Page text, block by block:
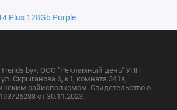
Plus 128Gb Purple
ООО "Рекламный день" УНП
Скрыганова 6, к1, комната 341а,
райисполкомом. Свидетельство о
от 30.11.2023.